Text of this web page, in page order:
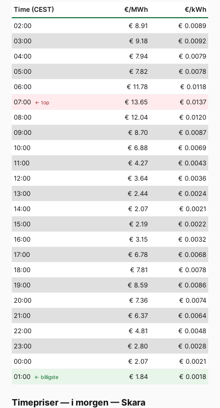
Time (CEST) €/MWh €/kWh
02:00 € 8.91
€ 0.0089
03:00 € 9.18
€ 0.0092
04:00 € 7.94
€ 0.0079
05:00 € 7.82
€ 0.0078
06:00 € 11.78
€ 0.0118
07:00 ← top € 13.65
€ 0.0137
08:00 € 12.04
€ 0.0120
09:00 € 8.70
€ 0.0087
10:00 € 6.88
€ 0.0069
11:00 € 4.27
€ 0.0043
12:00 € 3.64
€ 0.0036
13:00 € 2.44
€ 0.0024
14:00 € 2.07
€ 0.0021
15:00 € 2.19
€ 0.0022
16:00 € 3.15
€ 0.0032
17:00 € 6.78
€ 0.0068
18:00 € 7.81
€ 0.0078
19:00 € 8.59
€ 0.0086
20:00 € 7.36
€ 0.0074
21:00 € 6.37
€ 0.0064
22:00 € 4.81
€ 0.0048
23:00 € 2.80
€ 0.0028
00:00 € 2.07
€ 0.0021
01:00 ← billigste € 1.84 € 0.0018
Timepriser — i morgen —Skara